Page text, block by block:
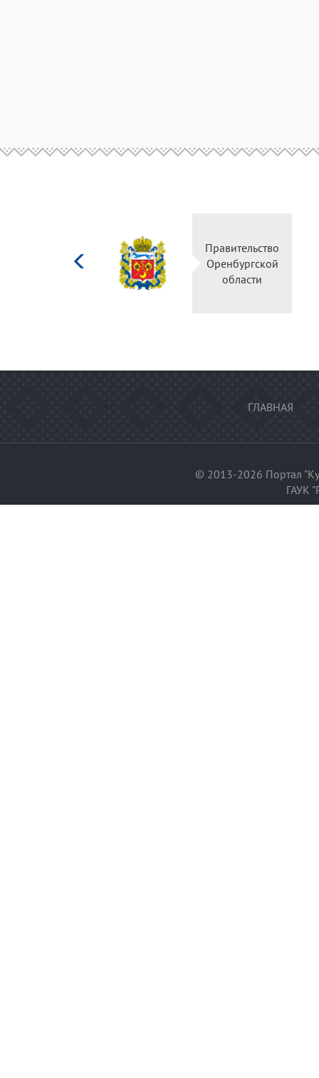
культуры
Российской
Правительство
Оренбургской
области
ГЛАВНАЯ
© 2013-2026 Портал
ГАУК